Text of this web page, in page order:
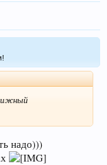
надо)))